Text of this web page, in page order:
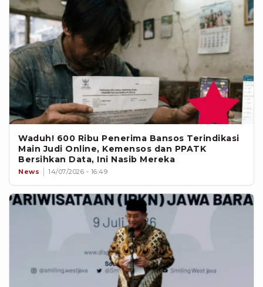
Waduh! 600 Ribu Penerima Bansos Terindikasi
Main Judi Online, Kemensos dan PPATK
Bersihkan Data, Ini Nasib Mereka
News 14/07/2026 - 16:49